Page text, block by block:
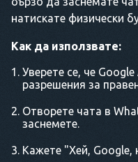
натискате физически
Как да използвате:
Уверете се, че
разрешения за
Отворете чата в
заснемете.
Кажете "Хей, Google,